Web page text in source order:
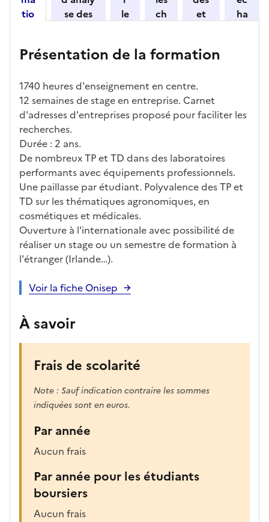
tio
ses
act
éris
tiq
ues
se des
par
ssemen
t
le
o
ali
té
s
c
a
n
di
d
at
ur
ch
s
ac
cè
s à
rm
ati
on
et
re
dé
bo
uch
ha
iss
Présentation de la formation
1740 heures d'enseignement en centre.
12 semaines de stage en entreprise. Carnet
d'adresses d'entreprises proposé pour faciliter les
recherches.
Durée : 2 ans.
De nombreux TP et TD dans des laboratoires
performants avec équipements professionnels.
Une paillasse par étudiant. Polyvalence des TP et
TD sur les thématiques agronomiques, en
cosmétiques et médicales.
Ouverture à l'internationale avec possibilité de
réaliser un stage ou un semestre de formation à
l'étranger (Irlande…).
Voir la fiche Onisep
À savoir
Frais de scolarité
Note : Sauf indication contraire les sommes
indiquées sont en euros.
Par année
Aucun frais
Par année pour les étudiants
boursiers
Aucun frais